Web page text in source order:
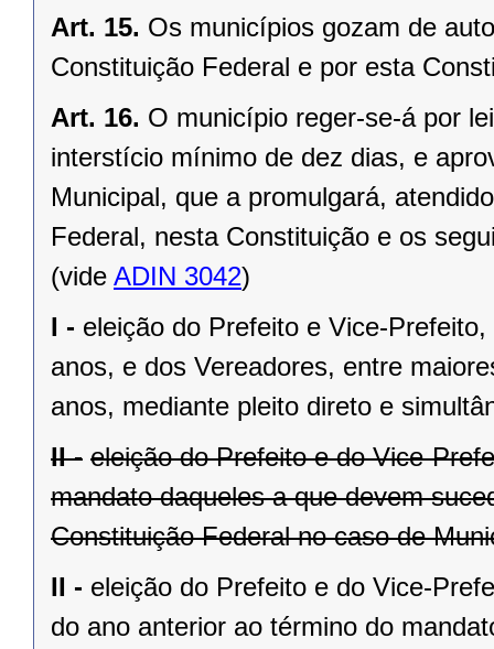
Art. 15. Os municípios gozam de
Constituição Federal e por esta
Art. 16. O município reger-se-á por
interstício mínimo de dez dias, e
Municipal, que a promulgará,
Federal, nesta Constituição e os
(vide ADIN 3042)
I - eleição do Prefeito e Vice-
anos, e dos Vereadores, entre
anos, mediante pleito direto e
II - eleição do Prefeito e do Vice-
mandato daqueles a que devem
Constituição Federal no caso de
II - eleição do Prefeito e do Vice-
do ano anterior ao término do